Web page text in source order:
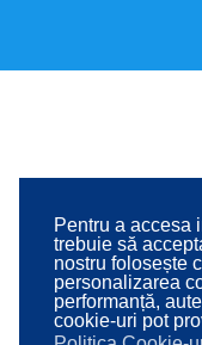
Pentru a accesa
trebuie să
nostru folosește
personalizarea
performanță,
cookie-uri pot